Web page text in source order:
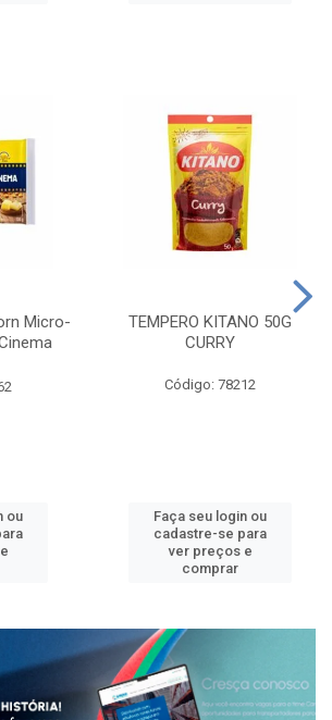
Micro-
ou
TEMPERO KITANO 50G
CURRY
Código: 78212
Faça seu login ou
cadastre-se para
ver preços e
comprar